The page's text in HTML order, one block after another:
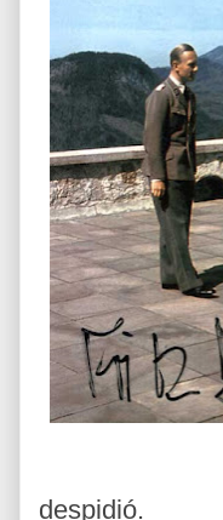
despidió.